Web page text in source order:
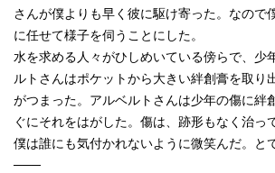
さんが僕よりも早く彼に駆け寄った。なので
に任せて様子を伺うことにした。
水を求める人々がひしめいている傍らで、少
ルトさんはポケットから大きい絆創膏を取り
がつまった。アルベルトさんは少年の傷に絆
ぐにそれをはがした。傷は、跡形もなく治っ
僕は誰にも気付かれないように微笑んだ。と
───